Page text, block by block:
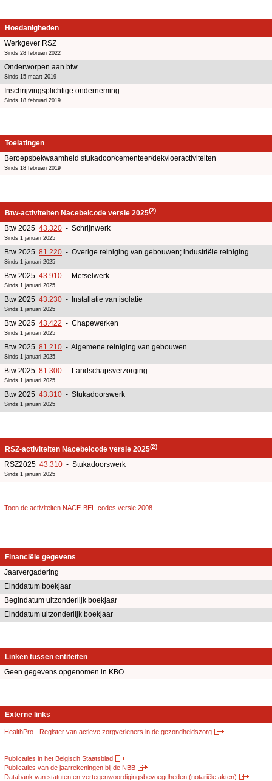
Hoedanigheden
Werkgever RSZ
Sinds 28 februari 2022
Onderworpen aan btw
Sinds 15 maart 2019
Inschrijvingsplichtige onderneming
Sinds 18 februari 2019
Toelatingen
Beroepsbekwaamheid stukadoor/cementeer/dekvloeractiviteiten
Sinds 18 februari 2019
Btw-activiteiten Nacebelcode versie 2025(2)
Btw 2025 43.320 - Schrijnwerk
Sinds 1 januari 2025
Btw 2025 81.220 - Overige reiniging van gebouwen; industriële reiniging
Sinds 1 januari 2025
Btw 2025 43.910 - Metselwerk
Sinds 1 januari 2025
Btw 2025 43.230 - Installatie van isolatie
Sinds 1 januari 2025
Btw 2025 43.422 - Chapewerken
Sinds 1 januari 2025
Btw 2025 81.210 - Algemene reiniging van gebouwen
Sinds 1 januari 2025
Btw 2025 81.300 - Landschapsverzorging
Sinds 1 januari 2025
Btw 2025 43.310 - Stukadoorswerk
Sinds 1 januari 2025
RSZ-activiteiten Nacebelcode versie 2025(2)
RSZ2025 43.310 - Stukadoorswerk
Sinds 1 januari 2025
Toon de activiteiten NACE-BEL-codes versie 2008
Financiële gegevens
Jaarvergadering
Einddatum boekjaar
Begindatum uitzonderlijk boekjaar
Einddatum uitzonderlijk boekjaar
Linken tussen entiteiten
Geen gegevens opgenomen in KBO.
Externe links
HealthPro - Register van actieve zorgverleners in de gezondheidszorg
Publicaties in het Belgisch Staatsblad
Publicaties van de jaarrekeningen bij de NBB
Databank van statuten en vertegenwoordigingsbevoegdheden (notariële akten)